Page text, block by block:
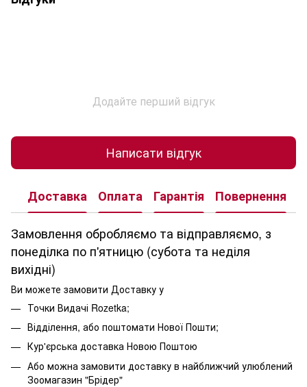
Додайте перший відгук
Написати відгук
Доставка Оплата Гарантія Повернення
Замовлення обробляємо та відправляємо, з
понеділка по п'ятницю (субота та неділя
вихідні)
Ви можете замовити Доставку у
Точки Видачі Rozetka;
Відділення, або поштомати Нової Пошти;
Кур'єрська доставка Новою Поштою
Або можна замовити доставку в найближчий улюблений
Зоомагазин "Брідер"